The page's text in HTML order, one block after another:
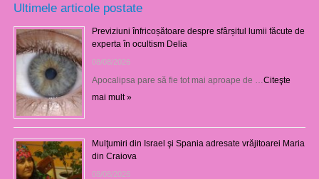
Ultimele articole postate
Previziuni înfricoșătoare despre sfârșitul lumii făcute de
experta în ocultism Delia
08/08/2026
Apocalipsa pare să fie tot mai aproape de … Citeşte
mai mult »
Mulţumiri din Israel şi Spania adresate vrăjitoarei Maria
din Craiova
08/08/2026